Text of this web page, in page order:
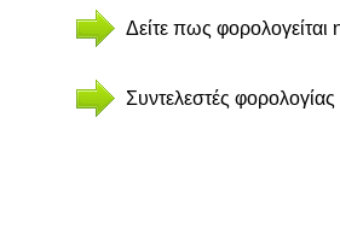
Δείτε πως
Συντελεστές